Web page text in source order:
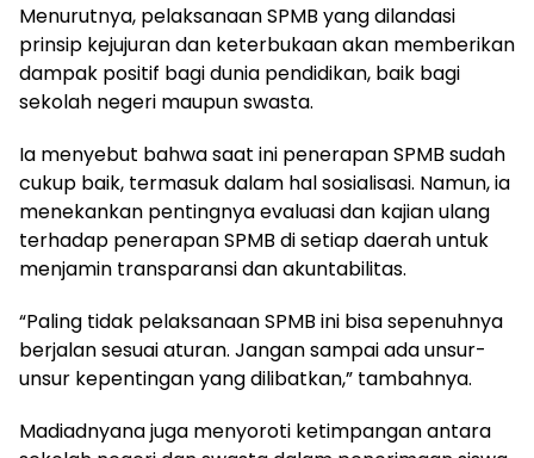
Menurutnya, pelaksanaan SPMB yang dilandasi
prinsip kejujuran dan keterbukaan akan memberikan
dampak positif bagi dunia pendidikan, baik bagi
sekolah negeri maupun swasta.
Ia menyebut bahwa saat ini penerapan SPMB sudah
cukup baik, termasuk dalam hal sosialisasi. Namun, ia
menekankan pentingnya evaluasi dan kajian ulang
terhadap penerapan SPMB di setiap daerah untuk
menjamin transparansi dan akuntabilitas.
“Paling tidak pelaksanaan SPMB ini bisa sepenuhnya
berjalan sesuai aturan. Jangan sampai ada unsur-
unsur kepentingan yang dilibatkan,” tambahnya.
Madiadnyana juga menyoroti ketimpangan antara